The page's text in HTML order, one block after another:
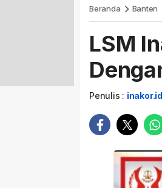
Beranda Banten
LSM
Penulis : inakor.id